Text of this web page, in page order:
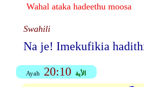
Wahal ataka hadeethu moosa
Swahili
Na je! Imekufikia
Ayah 20:10 الأية